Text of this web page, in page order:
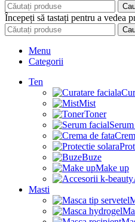
Începeți să tastați pentru a vedea
Menu
Categorii
Ten
Mist
Toner
Buze
Make up
Masti